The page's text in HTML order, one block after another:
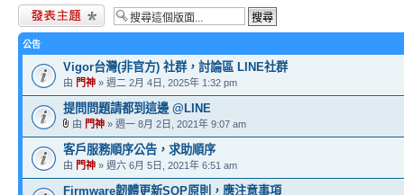
發表新主題
公告
Vigor台灣(非官方) 社群，討論區 LINE社群
由 門神 » 週二 2月 4日, 2025年 1:32 pm
提問問題請都到這邊 @LINE
由 門神 » 週一 8月 2日, 2021年 9:07 am
客戶服務順序公告，求助順序
由 門神 » 週六 6月 5日, 2021年 6:51 am
Firmware韌體更新SOP原則，應注意事項